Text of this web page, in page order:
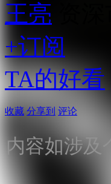
王亮
+订阅
TA的好看
收藏 分享到 评论
内容如涉及